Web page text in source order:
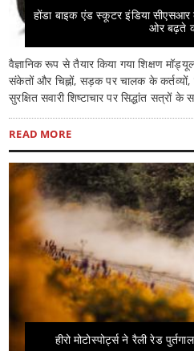
होंडा बाइक एंड स्कूटर इंडिया सीएसआर
ओर बढ़ते
वैज्ञानिक रूप से तैयार किया गया शिक्षण
संकेतों और चिह्नों, सड़क पर चालक के
सुरक्षित सवारी शिष्टाचार पर सिद्धांत सत्रों के
READ MORE
हीरो मोटोस्पोर्ट्स ने रैली रेड